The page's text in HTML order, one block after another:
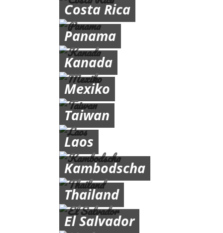
Costa Rica
Panama
Kanada
Mexiko
Taiwan
Laos
Kambodscha
Thailand
El Salvador